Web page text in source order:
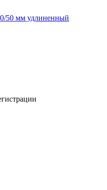
50 мм удлиненный